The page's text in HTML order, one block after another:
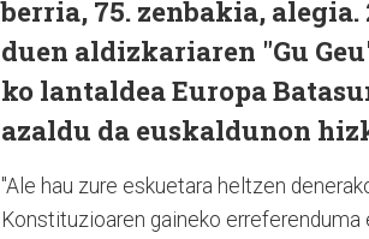
berria, 75. zenbakia,
duen aldizkariaren "Gu
ko lantaldea Europa
azaldu da euskaldunon
"Ale hau zure eskuetara heltzen
Konstituzioaren gaineko erreferenduma